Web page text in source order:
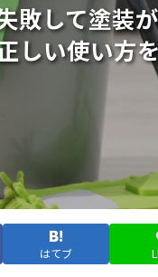
敗して塗装
しい使い方
はてブ